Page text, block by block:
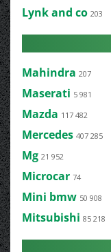
Lynk and co 203
Mahindra 207
Maserati 5 981
Mazda 117 482
Mercedes 407 285
Mg 21 952
Microcar 74
Mini bmw 50 908
Mitsubishi 85 218